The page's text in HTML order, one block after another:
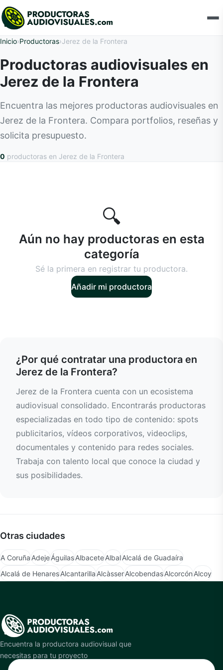
Inicio›Productoras›Jerez de la Frontera
Productoras audiovisuales en
Jerez de la Frontera
Encuentra las mejores productoras audiovisuales en
Jerez de la Frontera. Compara portfolios, reseñas y
solicita presupuesto.
0 productoras en Jerez de la Frontera
🔍
Aún no hay productoras en esta
categoría
Sé la primera en registrar tu productora.
Añadir mi productora
¿Por qué contratar una productora en
Jerez de la Frontera?
Jerez de la Frontera cuenta con un ecosistema
audiovisual consolidado. Encontrarás productoras
especializadas en todo tipo de contenido: spots
publicitarios, vídeos corporativos, videoclips,
documentales y contenido para redes sociales.
Trabaja con talento local que conoce la ciudad y
sus posibilidades.
Otras ciudades
A CoruñaAdejeÁguilasAlbaceteAlbalAlcalá de Guadaíra
Alcalá de HenaresAlcantarillaAlcàsserAlcobendasAlcorcónAlcoy
Encuentra la productora audiovisual que
necesitas para tu proyecto